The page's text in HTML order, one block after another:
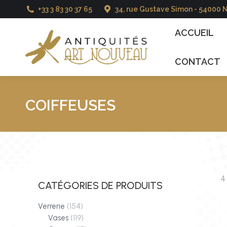
+33 3 83 30 37 65 34, rue Gustave Simon - 54000
ACCUEIL
CONTACT
COIFFEUSES
CATÉGORIES DE PRODUITS
Verrerie (154)
Vases (119)
ACCUEIL